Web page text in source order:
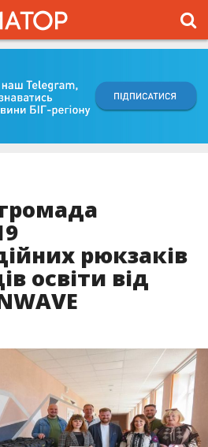
рюкзаків
освіти від